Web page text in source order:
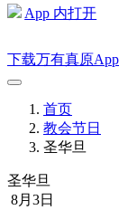
App 内打开
下载万有真原App
首页
教会节日
圣华旦
圣华旦
8月3日